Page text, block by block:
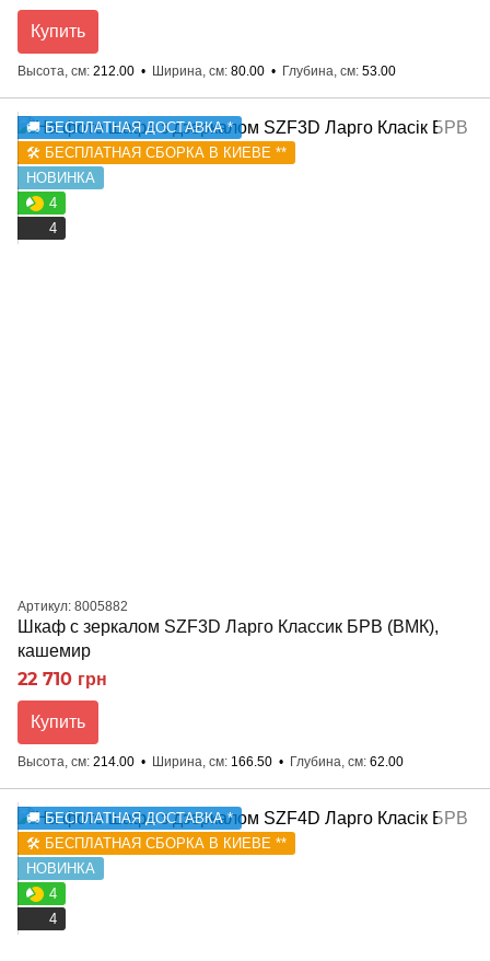
Купить
Высота, см 212.00 Ширина, см 80.00 Глубина, см 53.00
🚚 БЕСПЛАТНАЯ ДОСТАВКА *
🛠️ БЕСПЛАТНАЯ СБОРКА В КИЕВЕ **
НОВИНКА
4
4
Артикул: 8005882
Шкаф с зеркалом SZF3D Ларго Классик БРВ (ВМК),
кашемир
22 710 грн
Купить
Высота, см 214.00 Ширина, см 166.50 Глубина, см 62.00
🚚 БЕСПЛАТНАЯ ДОСТАВКА *
🛠️ БЕСПЛАТНАЯ СБОРКА В КИЕВЕ **
НОВИНКА
4
4